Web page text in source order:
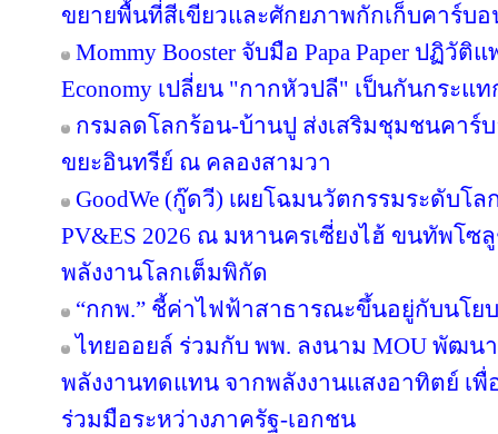
ขยายพื้นที่สีเขียวและศักยภาพกักเก็บคาร์บอ
Mommy Booster จับมือ Papa Paper ปฏิวัติ
Economy เปลี่ยน "กากหัวปลี" เป็นกันกระแ
กรมลดโลกร้อน-บ้านปู ส่งเสริมชุมชนคาร์
ขยะอินทรีย์ ณ คลองสามวา
GoodWe (กู๊ดวี) เผยโฉมนวัตกรรมระดับโล
PV&ES 2026 ณ มหานครเซี่ยงไฮ้ ขนทัพโ
พลังงานโลกเต็มพิกัด
“กกพ.” ชี้ค่าไฟฟ้าสาธารณะขึ้นอยู่กับนโย
ไทยออยล์ ร่วมกับ พพ. ลงนาม MOU พัฒนา
พลังงานทดแทน จากพลังงานแสงอาทิตย์ เพื่
ร่วมมือระหว่างภาครัฐ-เอกชน